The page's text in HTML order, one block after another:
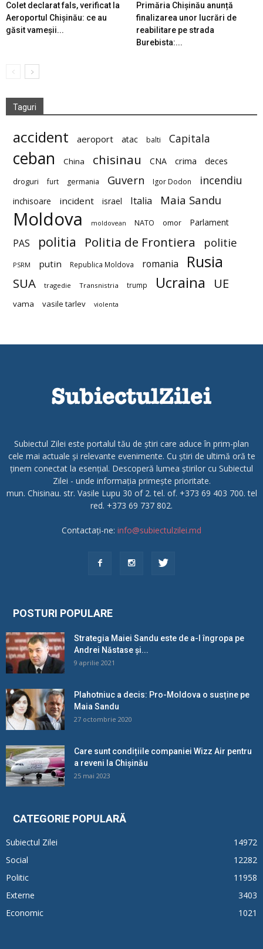
Colet declarat fals, verificat la
Aeroportul Chișinău: ce au
găsit vameșii...
Primăria Chișinău anunță
finalizarea unor lucrări de
reabilitare pe strada
Burebista:...
Taguri
accident aeroport atac balti Capitala
ceban China chisinau CNA crima deces
droguri furt germania Guvern Igor Dodon incendiu
inchisoare incident israel Italia Maia Sandu
Moldova moldovean NATO omor Parlament
PAS politia Politia de Frontiera politie
PSRM putin Republica Moldova romania Rusia
SUA tragedie Transnistria trump Ucraina UE
vama vasile tarlev violenta
Subiectul Zilei este portalul tău de știri care aduce în prim-plan
cele mai actuale și relevante evenimente. Cu știri de ultimă oră te
ținem conectat la esențial. Descoperă lumea știrilor cu Subiectul
Zilei - unde informația primește prioritate.
mun. Chisinau. str. Vasile Lupu 30 of 2. tel. of. +373 69 403 700. tel
red. +373 69 737 802.
Contactați-ne: info@subiectulzilei.md
POSTURI POPULARE
Strategia Maiei Sandu este de a-l îngropa pe
Andrei Năstase și...
9 aprilie 2021
Plahotniuc a decis: Pro-Moldova o susține pe
Maia Sandu
27 octombrie 2020
Care sunt condițiile companiei Wizz Air pentru
a reveni la Chișinău
25 mai 2023
CATEGORIE POPULARĂ
Subiectul Zilei
14972
Social
12282
Politic
11958
Externe
3403
Economic
1021